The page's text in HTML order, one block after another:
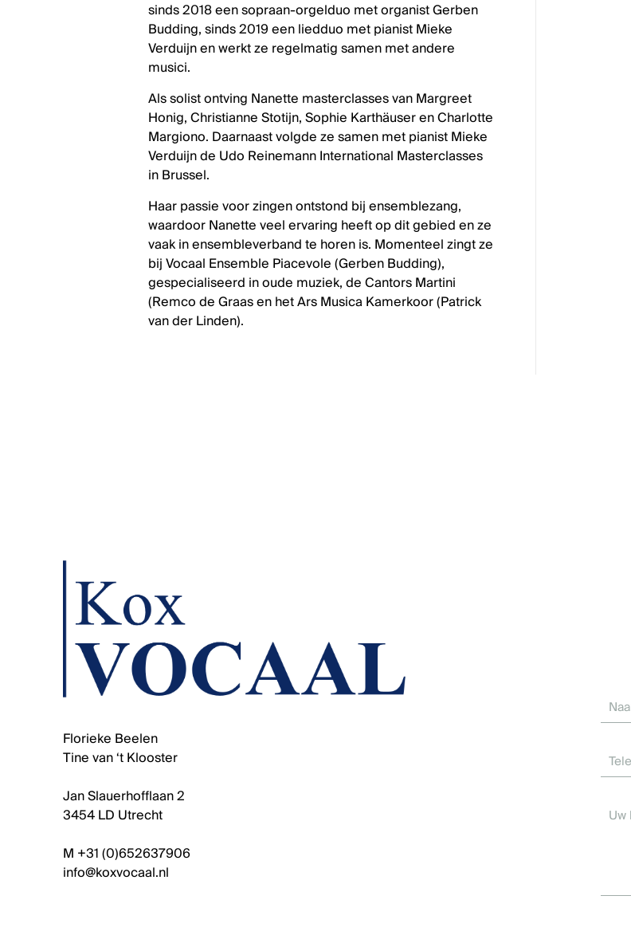
sinds 2018 een sopraan-orgelduo met organist Gerben
Budding, sinds 2019 een liedduo met pianist Mieke
Verduijn en werkt ze regelmatig samen met andere
musici. ​
​Als solist ontving Nanette masterclasses van Margreet
Honig, Christianne Stotijn, Sophie Karthäuser en Charlotte
Margiono. Daarnaast volgde ze samen met pianist Mieke
Verduijn de Udo Reinemann International Masterclasses
in Brussel.
Haar passie voor zingen ontstond bij ensemblezang,
waardoor Nanette veel ervaring heeft op dit gebied en ze
vaak in ensembleverband te horen is. Momenteel zingt ze
bij Vocaal Ensemble Piacevole (Gerben Budding),
gespecialiseerd in oude muziek, de Cantors Martini
(Remco de Graas en het Ars Musica Kamerkoor (Patrick
van der Linden).
Florieke Beelen
Tine van ‘t Klooster
Jan Slauerhofflaan 2
3454 LD Utrecht
M +31 (0)652637906
info@koxvocaal.nl